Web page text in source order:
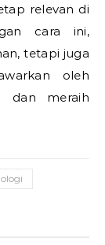
relevan di
cara ini,
tetapi juga
oleh
dan meraih